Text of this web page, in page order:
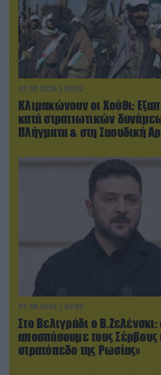
07.08.2026 | 08:02
Κλιμακώνουν οι Χούθι:
κατά στρατιωτικών
Πλήγματα & στη Σαουδική
07.08.2026 | 02:02
Στο Βελιγράδι ο
αποσπάσουμε τους Σέρβους
στρατόπεδο της Ρωσίας»